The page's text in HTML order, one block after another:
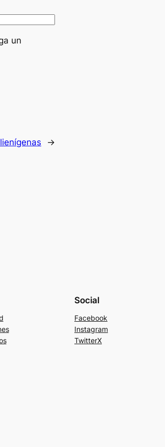
un
→
Social
Facebook
Instagram
TwitterX